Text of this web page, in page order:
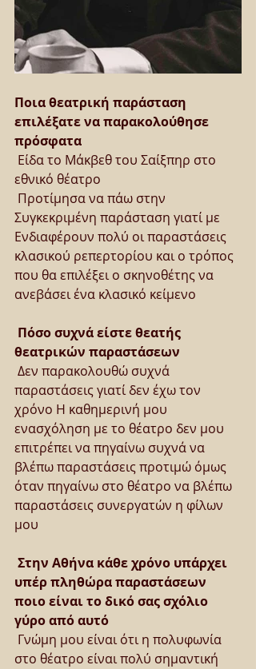
Ποια θεατρική παράσταση
επιλέξατε να παρακολούθησε
πρόσφατα
Είδα το Μάκβεθ του Σαίξπηρ στο
εθνικό θέατρο
Συγκεκριμένη παράσταση γιατί με
Ενδιαφέρουν πολύ οι παραστάσεις
κλασικού ρεπερτορίου και ο τρόπος
που θα επιλέξει ο σκηνοθέτης να
ανεβάσει ένα κλασικό κείμενο
Πόσο συχνά είστε θεατής
θεατρικών παραστάσεων
Δεν παρακολουθώ συχνά
παραστάσεις γιατί δεν έχω τον
χρόνο Η καθημερινή μου
ενασχόληση με το θέατρο δεν μου
επιτρέπει να πηγαίνω συχνά να
βλέπω παραστάσεις προτιμώ όμως
όταν πηγαίνω στο θέατρο να βλέπω
παραστάσεις συνεργατών η φίλων
μου
Στην Αθήνα κάθε χρόνο υπάρχει
υπέρ πληθώρα παραστάσεων
ποιο είναι το δικό σας σχόλιο
γύρο από αυτό
στο θέατρο είναι πολύ σημαντική